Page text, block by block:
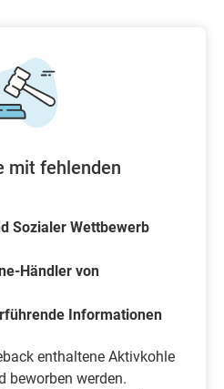
mit fehlenden
Sozialer Wettbewerb
Händler von
Informationen
enthaltene Aktivkohle
beworben werden.